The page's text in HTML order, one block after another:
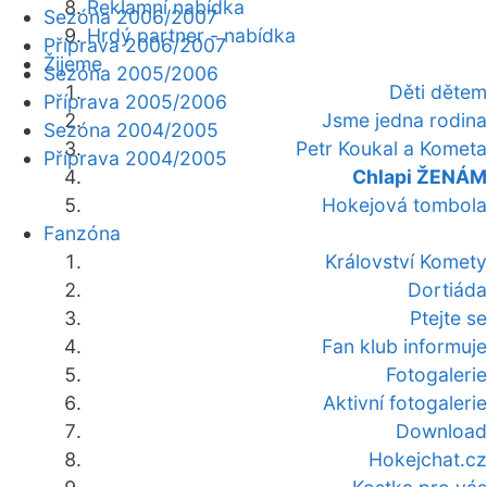
Reklamní nabídka
Hrdý partner - nabídka
Žijeme
Děti dětem
Jsme jedna rodina
Petr Koukal a Kometa
Chlapi ŽENÁM
Hokejová tombola
Fanzóna
Království Komety
Dortiáda
Ptejte se
Fan klub informuje
Fotogalerie
Aktivní fotogalerie
Download
Hokejchat.cz
Sezóna 2006/2007
Příprava 2006/2007
Sezóna 2005/2006
Příprava 2005/2006
Sezóna 2004/2005
Příprava 2004/2005